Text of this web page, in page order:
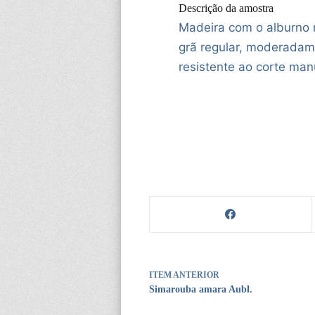
Descrição da amostra
Madeira com o alburno
grã regular,
resistente ao corte
ITEM ANTERIOR
Simarouba amara Aubl.